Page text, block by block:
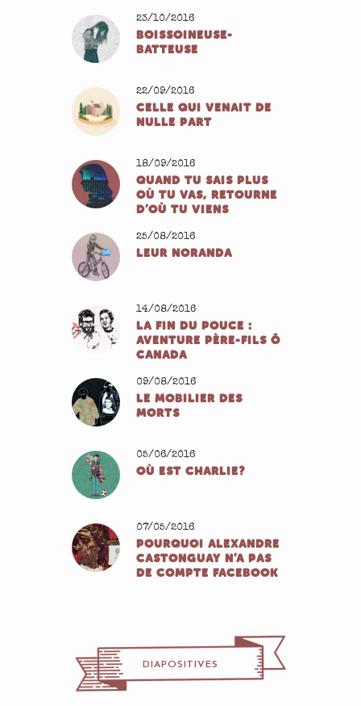
23/10/2016
BOISSOINEUSE-
BATTEUSE
22/09/2016
CELLE QUI VENAIT DE
NULLE PART
18/09/2016
QUAND TU SAIS PLUS
OÙ TU VAS, RETOURNE
D’OÙ TU VIENS
25/08/2016
LEUR NORANDA
14/08/2016
LA FIN DU POUCE :
AVENTURE PÈRE-FILS Ô
CANADA
09/08/2016
LE MOBILIER DES
MORTS
05/06/2016
OÙ EST CHARLIE?
07/05/2016
POURQUOI ALEXANDRE
CASTONGUAY N’A PAS
DE COMPTE FACEBOOK
DIAPOSITIVES